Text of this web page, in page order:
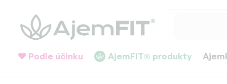
obsah
Podle účinku AjemFIT® produkty